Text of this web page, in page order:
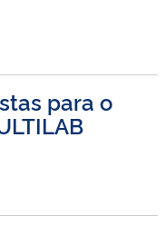
para o